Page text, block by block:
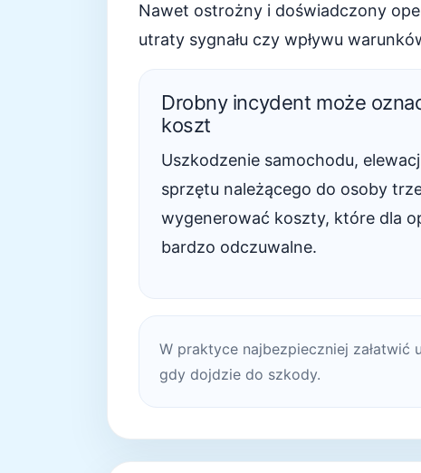
Nawet ostrożny i doświadczony
utraty sygnału czy wpływu
Drobny incydent może
koszt
Uszkodzenie samochodu,
sprzętu należącego do osoby
wygenerować koszty, które dla
bardzo odczuwalne.
W praktyce najbezpieczniej
gdy dojdzie do szkody.